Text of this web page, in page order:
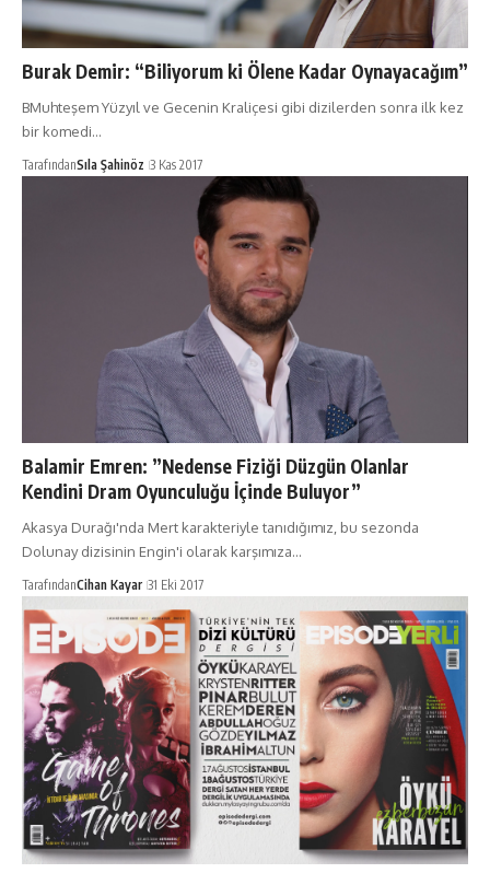
Burak Demir: “Biliyorum ki Ölene Kadar Oynayacağım”
BMuhteşem Yüzyıl ve Gecenin Kraliçesi gibi dizilerden sonra ilk kez
bir komedi…
TarafındanSıla Şahinöz 3 Kas 2017
Balamir Emren: ”Nedense Fiziği Düzgün Olanlar
Kendini Dram Oyunculuğu İçinde Buluyor”
Akasya Durağı'nda Mert karakteriyle tanıdığımız, bu sezonda
Dolunay dizisinin Engin'i olarak karşımıza…
TarafındanCihan Kayar 31 Eki 2017